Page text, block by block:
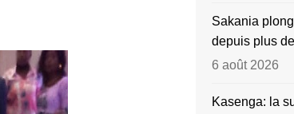
Sakania
depuis plus
6 août 2026
Kasenga: la